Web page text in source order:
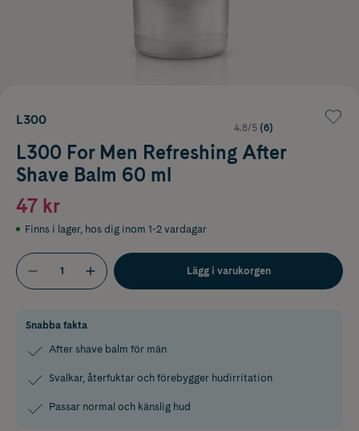
L300
4.8/5 (6)
L300 For Men Refreshing After
Shave Balm 60 ml
47 kr
Finns i lager, hos dig inom 1-2 vardagar
Lägg i varukorgen
Snabba fakta
After shave balm för män
Svalkar, återfuktar och förebygger hudirritation
Passar normal och känslig hud